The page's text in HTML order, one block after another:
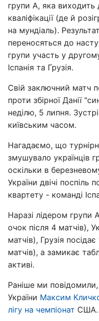
групи А, яка виходить
кваліфікації (де й
на мундіаль).
переносяться до
групи участь у
Іспанія та Грузія.
Свій заключний матч
проти збірної Данії
неділю, 5 липня.
київським часом.
Нагадаємо, що
змушувало українців
оскільки в березневому
України двічі поспіль
квартету - команді
Наразі лідером групи
очок після 4 матчів),
матчів), Грузія
матчів), а замикає
активі.
Раніше ми повідомили,
України Максим
лігу на чемпіонат США.